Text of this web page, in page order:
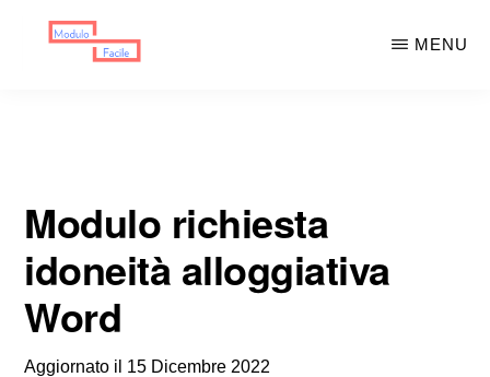
MENU
Modulo richiesta
idoneità alloggiativa
Word
Aggiornato il 15 Dicembre 2022